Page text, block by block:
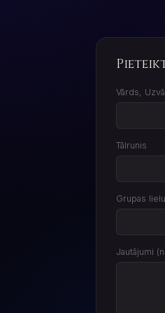
Vārds,
Tālrunis
Grupas
Jautājumi